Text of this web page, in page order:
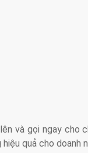
và gọi ngay cho
quả cho doanh